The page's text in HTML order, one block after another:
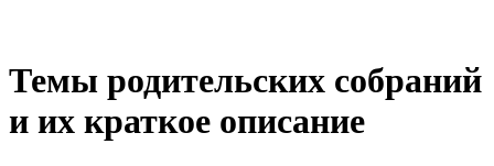
Темы родительских собраний
и их краткое описание